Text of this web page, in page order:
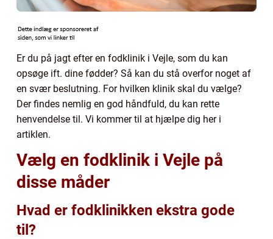
Er du på jagt efter en fodklinik i Vejle, som du kan
opsøge ift. dine fødder? Så kan du stå overfor noget af
en svær beslutning. For hvilken klinik skal du vælge?
Der findes nemlig en god håndfuld, du kan rette
henvendelse til. Vi kommer til at hjælpe dig her i
artiklen.
Vælg en fodklinik i Vejle på
disse måder
Hvad er fodklinikken ekstra gode
til?